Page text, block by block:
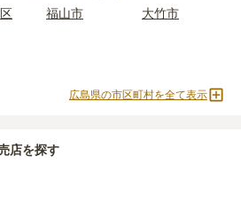
骨を納める儀式のための費用。僧侶に渡
示金額以外にかかる費用はないか」を
1人用区画あり
2人用区画あり
福山市 大竹市
広島県の市区町村を全て表示
店を探す